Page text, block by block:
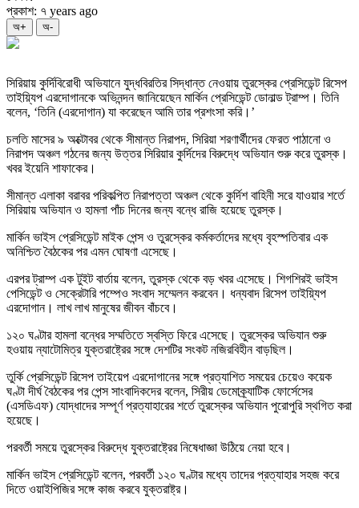
প্রকাশ: ৭ years ago
অ+ অ-
সিরিয়ায় কুর্দিবিরোধী অভিযানে যুদ্ধবিরতির সিদ্ধান্ত নেওয়ায় তুরস্কের প্রেসিডেন্ট রিসেপ
তাইয়্যিপ এরদোগানকে অভিনন্দন জানিয়েছেন মার্কিন প্রেসিডেন্ট ডোনাল্ড ট্রাম্প। তিনি
বলেন, ‘তিনি (এরদোগান) যা করেছেন আমি তার প্রশংসা করি।’
চলতি মাসের ৯ অক্টোবর থেকে সীমান্ত নিরাপদ, সিরিয়া শরণার্থীদের ফেরত পাঠানো ও
নিরাপদ অঞ্চল গঠনের জন্য উত্তর সিরিয়ার কুর্দিদের বিরুদ্ধে অভিযান শুরু করে তুরস্ক।
খবর ইয়েনি শাফাকের।
সীমান্ত এলাকা বরাবর পরিকল্পিত নিরাপত্তা অঞ্চল থেকে কুর্দিশ বাহিনী সরে যাওয়ার শর্তে
সিরিয়ায় অভিযান ও হামলা পাঁচ দিনের জন্য বন্ধে রাজি হয়েছে তুরস্ক।
মার্কিন ভাইস প্রেসিডেন্ট মাইক পেন্স ও তুরস্কের কর্মকর্তাদের মধ্যে বৃহস্পতিবার এক
অনিশ্চিত বৈঠকের পর এমন ঘোষণা এসেছে।
এরপর ট্রাম্প এক টুইট বার্তায় বলেন, তুরস্ক থেকে বড় খবর এসেছে। শিগশিরই ভাইস
পেসিডেন্ট ও সেক্রেটারি পম্পেও সংবাদ সম্মেলন করবেন। ধন্যবাদ রিসেপ তাইয়্যিপ
এরদোগান। লাখ লাখ মানুষের জীবন বাঁচবে।
১২০ ঘণ্টার হামলা বন্ধের সম্মতিতে স্বস্তি ফিরে এসেছে। তুরস্কের অভিযান শুরু
হওয়ায় ন্যাটোমিত্র যুক্তরাষ্ট্রের সঙ্গে দেশটির সংকট নজিরবিহীন বাড়ছিল।
তুর্কি প্রেসিডেন্ট রিসেপ তাইয়েপ এরদোগানের সঙ্গে প্রত্যাশিত সময়ের চেয়েও কয়েক
ঘণ্টা দীর্ঘ বৈঠকের পর পেন্স সাংবাদিকদের বলেন, সিরীয় ডেমোক্র্যাটিক ফোর্সেসের
(এসডিএফ) যোদ্ধাদের সম্পূর্ণ প্রত্যাহারের শর্তে তুরস্কের অভিযান পুরোপুরি স্থগিত করা
হয়েছে।
পরবর্তী সময়ে তুরস্কের বিরুদ্ধে যুক্তরাষ্ট্রের নিষেধাজ্ঞা উঠিয়ে নেয়া হবে।
মার্কিন ভাইস প্রেসিডেন্ট বলেন, পরবর্তী ১২০ ঘণ্টার মধ্যে তাদের প্রত্যাহার সহজ করে
দিতে ওয়াইপিজির সঙ্গে কাজ করবে যুক্তরাষ্ট্র।